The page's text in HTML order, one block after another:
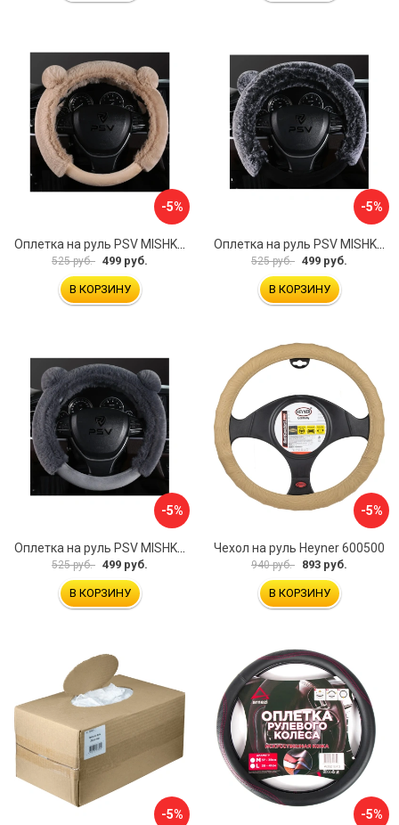
-5%
Оплетка на руль PSV MISHKA Premium 136099
525 руб. 499 руб.
В КОРЗИНУ
-5%
Оплетка на руль PSV MISHKA Premium 136095
525 руб. 499 руб.
В КОРЗИНУ
-5%
525 руб. 499 руб.
В КОРЗИНУ
-5%
Чехол на руль Heyner 600500
940 руб. 893 руб.
В КОРЗИНУ
-5% -5%